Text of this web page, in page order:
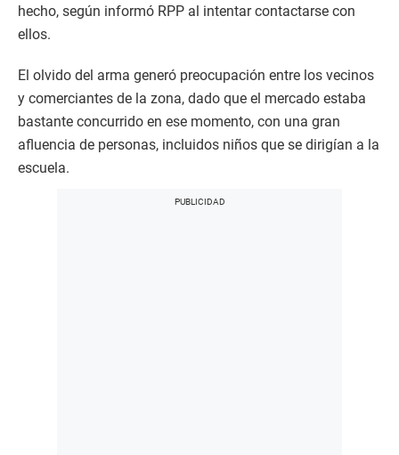
hecho, según informó RPP al intentar contactarse con
ellos.
El olvido del arma generó preocupación entre los vecinos
y comerciantes de la zona, dado que el mercado estaba
bastante concurrido en ese momento, con una gran
afluencia de personas, incluidos niños que se dirigían a la
escuela.